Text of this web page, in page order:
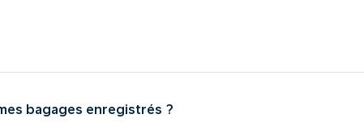
bagages enregistrés ?